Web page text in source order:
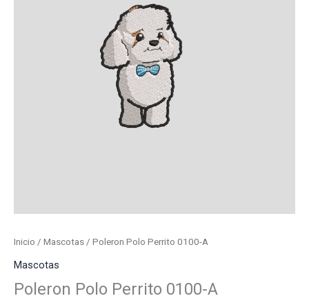
Inicio / Mascotas / Poleron Polo Perrito 0100-A
Mascotas
Poleron Polo Perrito 0100-A